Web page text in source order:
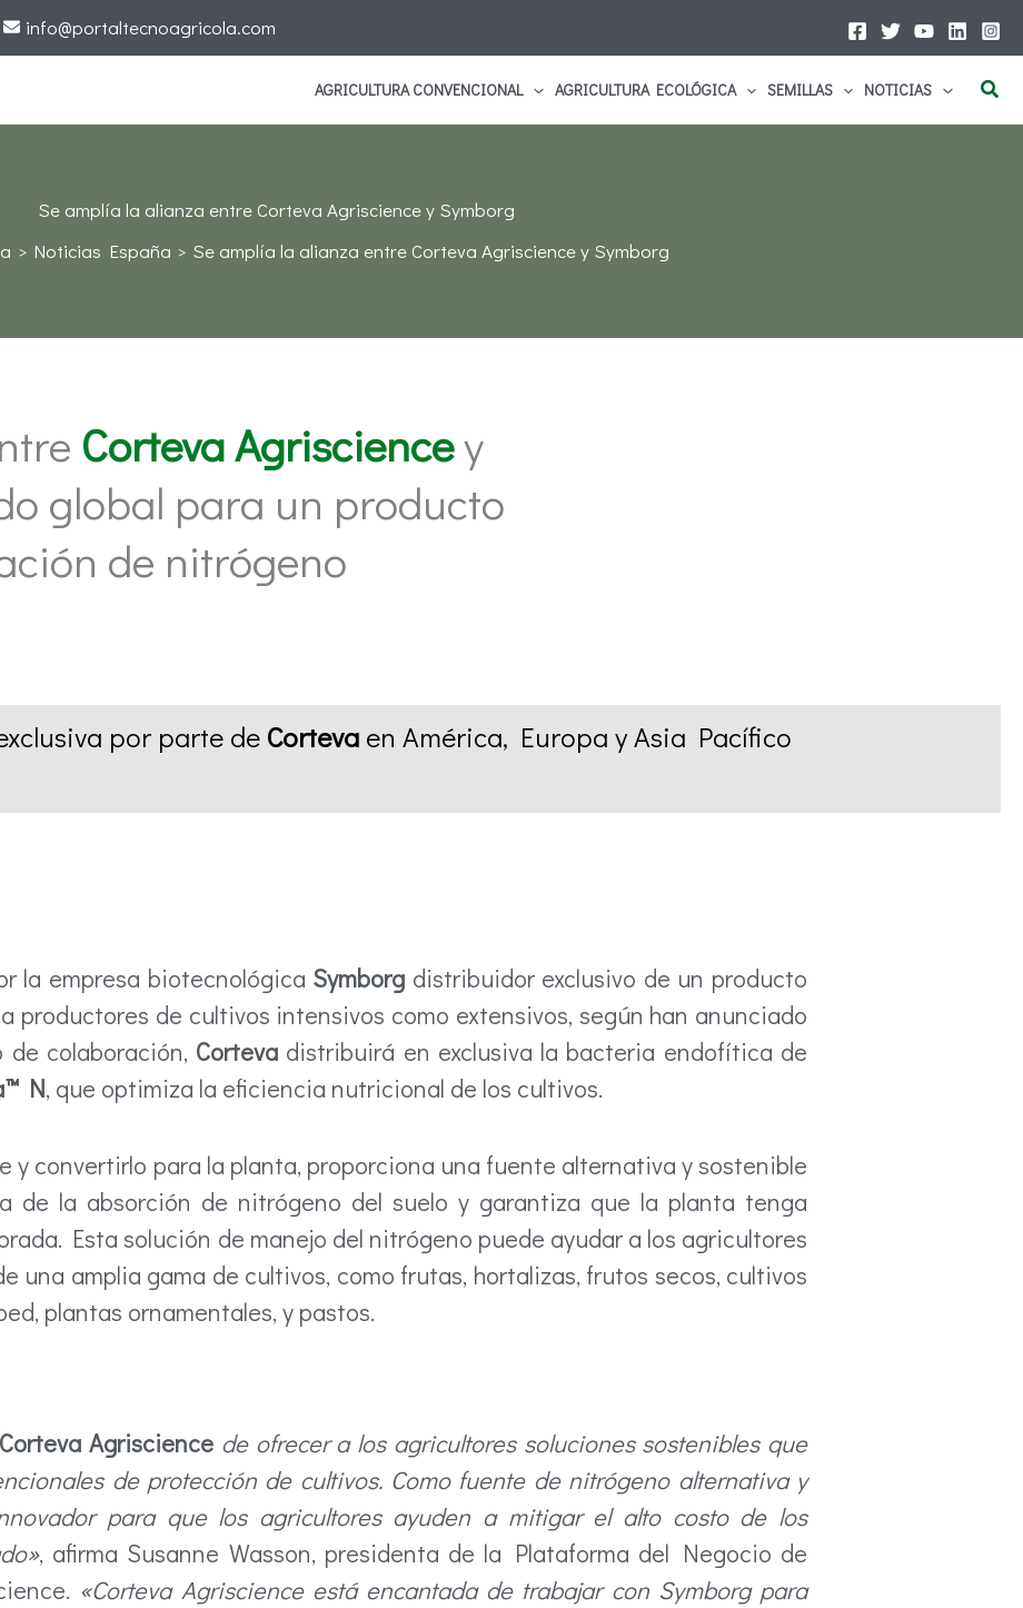
info@portaltecnoagricola.com
AGRICULTURA CONVENCIONAL AGRICULTURA ECOLÓGICA SEMILLAS NOTICIAS
Se amplía la alianza entre Corteva Agriscience y Symborg
Noticias España Se amplía la alianza entre Corteva Agriscience y Symborg
Corteva Agrisciencey
global para un producto
de nitrógeno
por parte de Cortevaen América, Europa y Asia Pacífico
la empresa biotecnológica Symborg distribuidor exclusivo de un producto
de cultivos intensivos como extensivos, según han anunciado
de colaboración, Corteva distribuirá en exclusiva la bacteria endofítica de
N, que optimiza la eficiencia nutricional de los cultivos.
y convertirlo para la planta, proporciona una fuente alternativa y sostenible
de la absorción de nitrógeno del suelo y garantiza que la planta tenga
Esta solución de manejo del nitrógeno puede ayudar a los agricultores
una amplia gama de cultivos, como frutas, hortalizas, frutos secos, cultivos
plantas ornamentales, y pastos.
Corteva Agriscience de ofrecer a los agricultores soluciones sostenibles que
de protección de cultivos. Como fuente de nitrógeno alternativa y
para que los agricultores ayuden a mitigar el alto costo de los
, afirma Susanne Wasson, presidenta de la Plataforma del Negocio de
«Corteva Agriscience está encantada de trabajar con Symborg para